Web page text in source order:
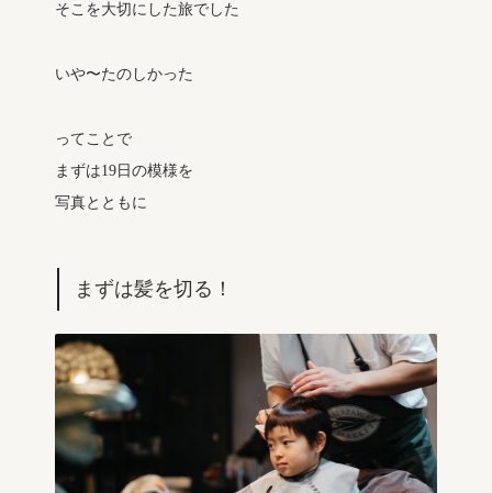
そこを大切にした旅でした
いや〜たのしかった
ってことで
まずは19日の模様を
写真とともに
まずは髪を切る！